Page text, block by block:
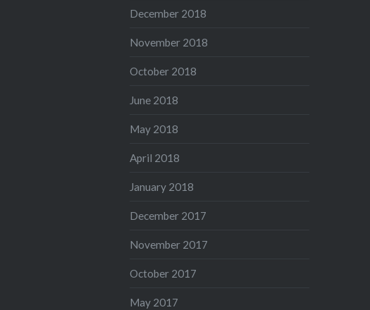
December 2018
November 2018
October 2018
June 2018
May 2018
April 2018
January 2018
December 2017
November 2017
October 2017
May 2017